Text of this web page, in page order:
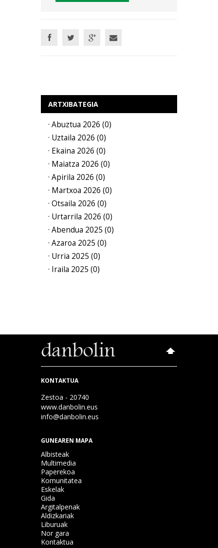
ARTXIBATEGIA
· Abuztua 2026 (0)
· Uztaila 2026 (0)
· Ekaina 2026 (0)
· Maiatza 2026 (0)
· Apirila 2026 (0)
· Martxoa 2026 (0)
· Otsaila 2026 (0)
· Urtarrila 2026 (0)
· Abendua 2025 (0)
· Azaroa 2025 (0)
· Urria 2025 (0)
· Iraila 2025 (0)
KONTAKTUA
Zestoa - 20740
www.danbolin.eus
info@danbolin.eus
GUNEAREN MAPA
Albisteak
Multimedia
Paperekoa
Komunitatea
Eskelak
Gida
Argitalpenak
Aldizkariak
Liburuak
Nor gara
Kontaktua